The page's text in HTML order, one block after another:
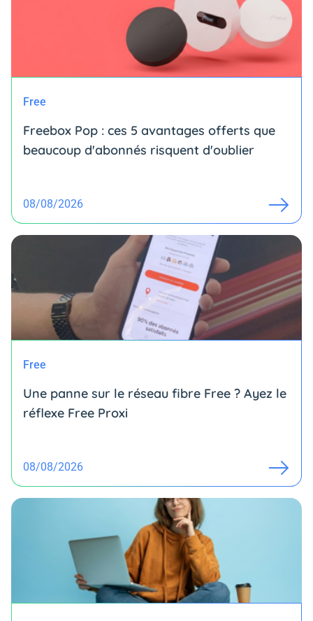
Free
Freebox Pop : ces 5 avantages offerts que
beaucoup d'abonnés risquent d'oublier
08/08/2026
Free
Une panne sur le réseau fibre Free ? Ayez le
réflexe Free Proxi
08/08/2026